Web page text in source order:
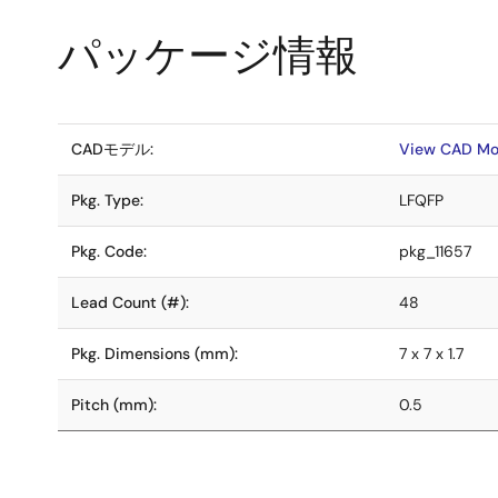
パッケージ情報
CADモデル: View CAD
Pkg. Type: LFQFP
Pkg. Code: pkg_11657
Lead Count (#): 48
Pkg. Dimensions (mm): 7 x 7 x 1.7
Pitch (mm): 0.5